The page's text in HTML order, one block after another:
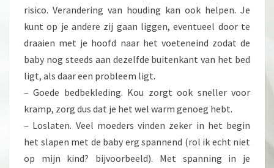
risico. Verandering van houding kan ook helpen. Je
kunt op je andere zij gaan liggen, eventueel door te
draaien met je hoofd naar het voeteneind zodat de
baby nog steeds aan dezelfde buitenkant van het bed
ligt, als daar een probleem ligt.
– Goede bedbekleding. Kou zorgt ook sneller voor
kramp, zorg dus dat je het wel warm genoeg hebt.
– Loslaten. Veel moeders vinden zeker in het begin
het slapen met de baby erg spannend (rol ik echt niet
op mijn kind? bijvoorbeeld). Met spanning in je